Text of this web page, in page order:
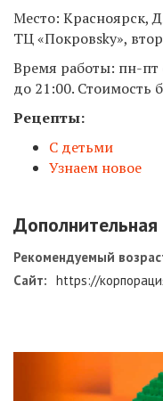
Место: Красноярск,
ТЦ «Покровsky»,
Время работы: ​пн-пт
до 21:00. Стоимость
Рецепты:
С детьми
Узнаем новое
Рекомендуемый
Сайт: https://